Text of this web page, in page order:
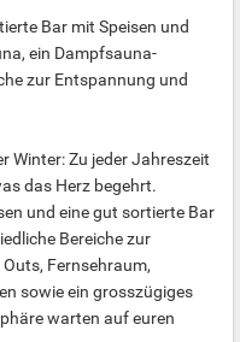
Bar mit Speisen und
ein Dampfsauna-
zur Entspannung und
Winter: Zu jeder Jahreszeit
das Herz begehrt.
und eine gut sortierte Bar
Bereiche zur
Fernsehraum,
sowie ein grosszügiges
warten auf euren